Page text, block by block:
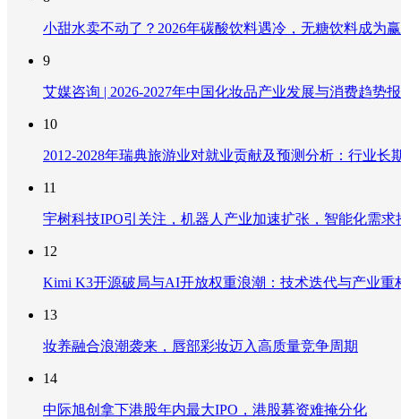
小甜水卖不动了？2026年碳酸饮料遇冷，无糖饮料成为
9
艾媒咨询 | 2026-2027年中国化妆品产业发展与消费趋势
10
2012-2028年瑞典旅游业对就业贡献及预测分析：行业
11
宇树科技IPO引关注，机器人产业加速扩张，智能化需求
12
Kimi K3开源破局与AI开放权重浪潮：技术迭代与产业重
13
妆养融合浪潮袭来，唇部彩妆迈入高质量竞争周期
14
中际旭创拿下港股年内最大IPO，港股募资难掩分化